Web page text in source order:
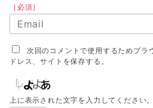
［必須］
次回のコメントで使用するためブラ
ドレス、サイトを保存する。
上に表示された文字を入力してください。